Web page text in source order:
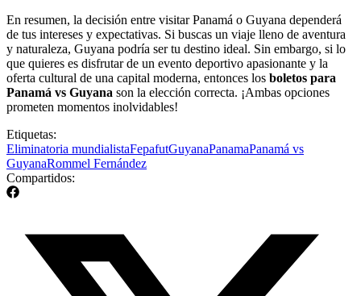
En resumen, la decisión entre visitar Panamá o Guyana dependerá
de tus intereses y expectativas. Si buscas un viaje lleno de aventura
y naturaleza, Guyana podría ser tu destino ideal. Sin embargo, si lo
que quieres es disfrutar de un evento deportivo apasionante y la
oferta cultural de una capital moderna, entonces los boletos para
Panamá vs Guyana son la elección correcta. ¡Ambas opciones
prometen momentos inolvidables!
Etiquetas:
Eliminatoria mundialistaFepafutGuyanaPanamaPanamá vs
GuyanaRommel Fernández
Compartidos: